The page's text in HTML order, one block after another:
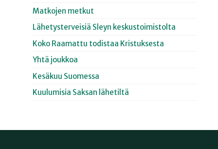
Matkojen metkut
Lähetysterveisiä Sleyn keskustoimistolta
Koko Raamattu todistaa Kristuksesta
Yhtä joukkoa
Kesäkuu Suomessa
Kuulumisia Saksan lähetiltä